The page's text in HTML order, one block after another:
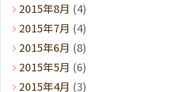
2015年8月 (4)
2015年7月 (4)
2015年6月 (8)
2015年5月 (6)
2015年4月 (3)